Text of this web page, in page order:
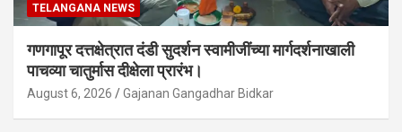
TELANGANA NEWS
गणगापूर दत्तक्षेत्रात दंडी सुदर्शन स्वामीजींच्या मार्गदर्शनाखाली
पाचव्या चातुर्मास दीक्षेला प्रारंभ।
August 6, 2026 Gajanan Gangadhar Bidkar